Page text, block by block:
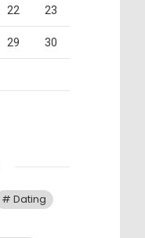
22 23
29 30
Dating